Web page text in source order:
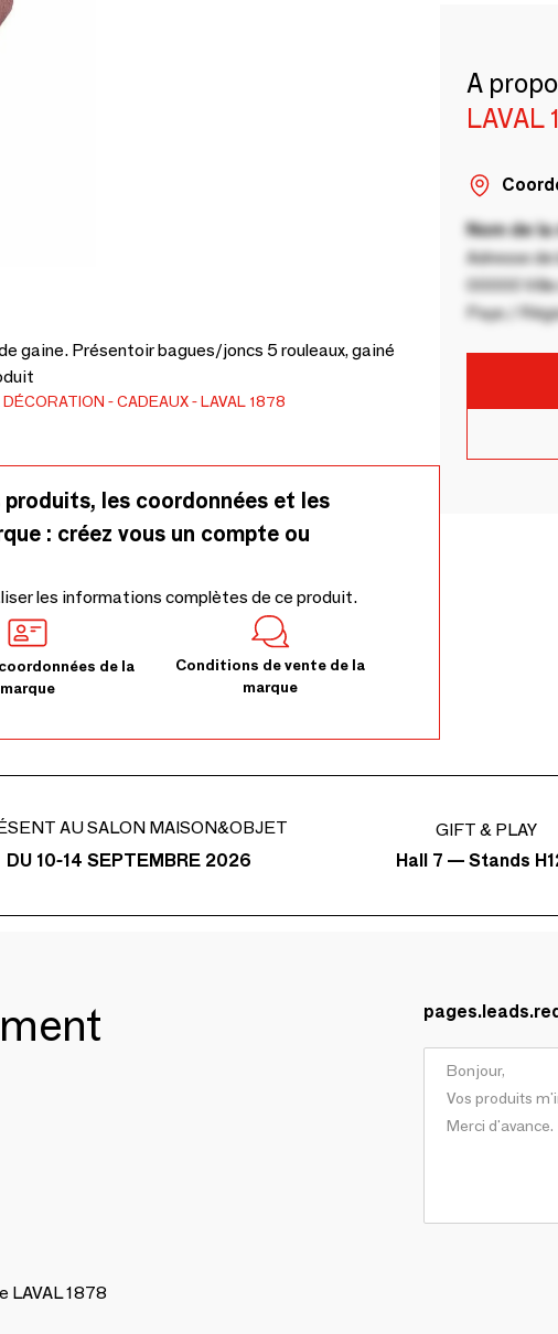
gaine. Présentoir bagues/joncs 5 rouleaux, gainé
CADEAUX LAVAL 1878
les coordonnées et les
: créez vous un compte ou
les informations complètes de ce produit.
de la
marque
Conditions de vente de la
marque
A
LAVAL
Nom de la
Adresse de
00000
Pays /
AU SALON MAISON&OBJET
DU 10-14 SEPTEMBRE 2026
GIFT & PLAY
Hall 7 — Stands
LAVAL 1878